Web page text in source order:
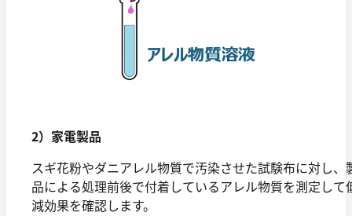
2）家電製品
スギ花粉やダニアレル物質で汚染させた試験布に対し、
品による処理前後で付着しているアレル物質を測定して
減効果を確認します。